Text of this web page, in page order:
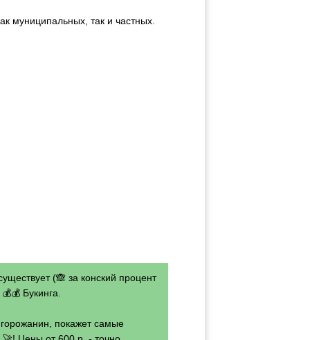
муниципальных, так и частных.
(🙈 за конский процент
Букинга.
покажет самые